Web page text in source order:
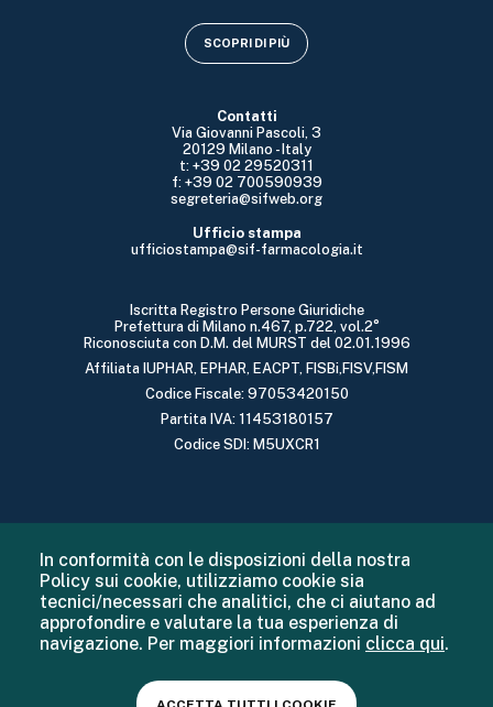
Contatti
Via Giovanni Pascoli, 3
20129 Milano - Italy
t: +39 02 29520311
f: +39 02 700590939
segreteria@sifweb.org
Ufficio stampa
ufficiostampa@sif-farmacologia.it
Iscritta Registro Persone Giuridiche
Prefettura di Milano n.467, p.722, vol.2°
Riconosciuta con D.M. del MURST del 02.01.1996
Affiliata IUPHAR, EPHAR, EACPT, FISBi,FISV,FISM
Codice Fiscale: 97053420150
Partita IVA: 11453180157
Codice SDI: M5UXCR1
SCOPRI DI PIÙ
In conformità con le disposizioni della nostra
Policy sui cookie, utilizziamo cookie sia
tecnici/necessari che analitici, che ci aiutano ad
approfondire e valutare la tua esperienza di
navigazione. Per maggiori informazioni clicca qui.